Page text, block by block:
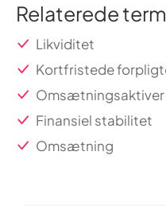
Relaterede
Likviditet
Kortfristede
Omsætningsaktiver
Finansiel stabilitet
Omsætning